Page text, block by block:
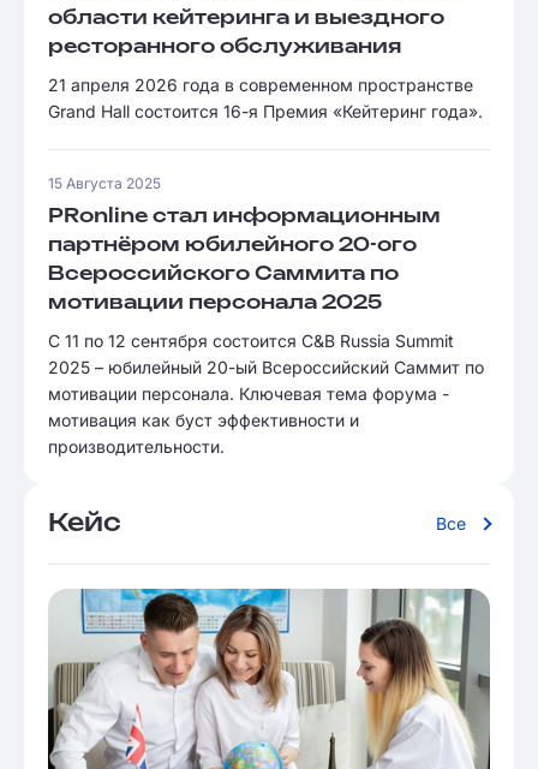
области кейтеринга и выездного
ресторанного обслуживания
21 апреля 2026 года в современном пространстве
Grand Hall состоится 16-я Премия «Кейтеринг года».
15 Августа 2025
PRonline стал информационным
партнёром юбилейного 20-ого
Всероссийского Саммита по
мотивации персонала 2025
С 11 по 12 сентября состоится C&B Russia Summit
2025 – юбилейный 20-ый Всероссийский Саммит по
мотивации персонала. Ключевая тема форума -
мотивация как буст эффективности и
производительности.
Кейс Все